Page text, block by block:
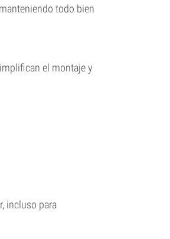
todo bien
el montaje y
incluso para